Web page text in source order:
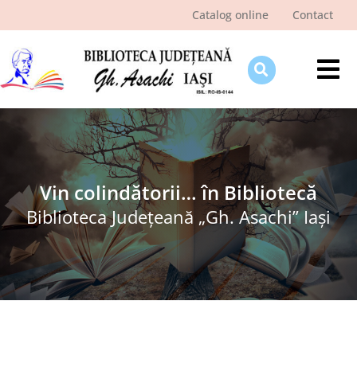
Catalog online Contact
Despre bibliotecă
Pagina cititorului
Ştiri şi evenimente
Programe şi proiecte
Interes public
Vin colindătorii… în Bibliotecă
Biblioteca Judeţeană „Gh. Asachi” Iaşi